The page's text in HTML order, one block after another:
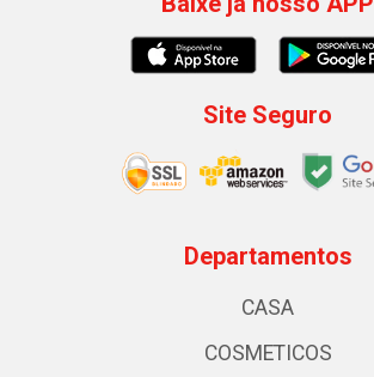
Site Seguro
Departamentos
CASA
COSMETICOS